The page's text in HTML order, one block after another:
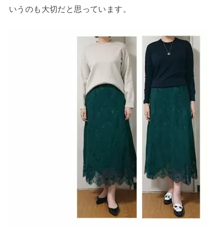
いうのも大切だと思っています。